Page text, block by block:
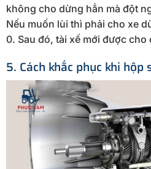
không cho dừng hẳn mà đột
Nếu muốn lùi thì phải cho xe
0. Sau đó, tài xế mới được cho
5. Cách khắc phục khi hộp